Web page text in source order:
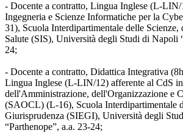
- Docente a contratto, Lingua Inglese (L-
Ingegneria e Scienze Informatiche per la
31), Scuola Interdipartimentale delle Scienze,
Salute (SIS), Università degli Studi di Napoli
24;
- Docente a contratto, Didattica Integrativa
Lingua Inglese (L-LIN/12) afferente al CdS
dell'Amministrazione, dell'Organizzazione e
(SAOCL) (L-16), Scuola Interdipartimentale
Giurisprudenza (SIEGI), Università degli
“Parthenope”, a.a. 23-24;